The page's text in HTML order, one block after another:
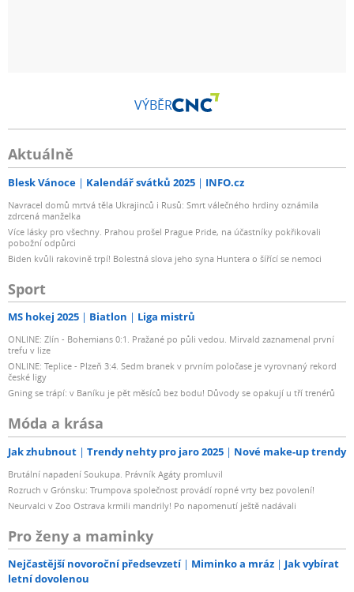
VÝBĚR
Aktuálně
Blesk Vánoce Kalendář svátků 2025 INFO.cz
Navracel domů mrtvá těla Ukrajinců i Rusů: Smrt válečného hrdiny oznámila
zdrcená manželka
Více lásky pro všechny. Prahou prošel Prague Pride, na účastníky pokřikovali
pobožní odpůrci
Biden kvůli rakovině trpí! Bolestná slova jeho syna Huntera o šířící se nemoci
Sport
MS hokej 2025 Biatlon Liga mistrů
ONLINE: Zlín - Bohemians 0:1. Pražané po půli vedou. Mirvald zaznamenal první
trefu v lize
ONLINE: Teplice - Plzeň 3:4. Sedm branek v prvním poločase je vyrovnaný rekord
české ligy
Gning se trápí: v Baníku je pět měsíců bez bodu! Důvody se opakují u tří trenérů
Móda a krása
Jak zhubnout Trendy nehty pro jaro 2025 Nové make-up trendy
Brutální napadení Soukupa. Právník Agáty promluvil
Rozruch v Grónsku: Trumpova společnost provádí ropné vrty bez povolení!
Neurvalci v Zoo Ostrava krmili mandrily! Po napomenutí ještě nadávali
Pro ženy a maminky
Nejčastější novoroční předsevzetí Miminko a mráz
Jak vybírat
letní dovolenou